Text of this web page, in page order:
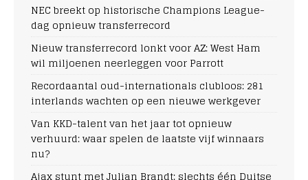
NEC breekt op historische Champions League-
dag opnieuw transferrecord
Nieuw transferrecord lonkt voor AZ: West Ham
wil miljoenen neerleggen voor Parrott
Recordaantal oud-internationals clubloos: 281
interlands wachten op een nieuwe werkgever
Van KKD-talent van het jaar tot opnieuw
verhuurd: waar spelen de laatste vijf winnaars
nu?
Ajax stunt met Julian Brandt: slechts één Duitse